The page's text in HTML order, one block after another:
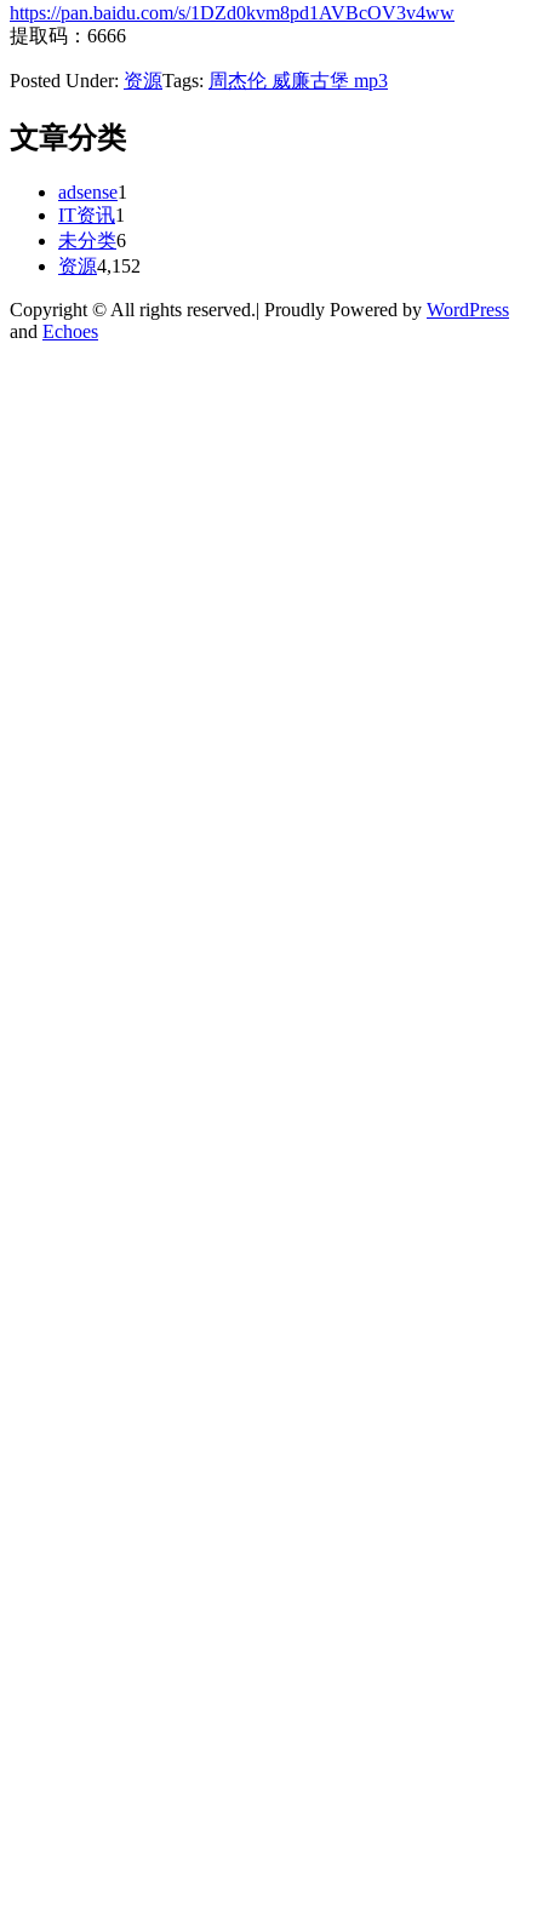
https://pan.baidu.com/s/1DZd0kvm8pd1AVBcOV3v4ww
提取码：6666
Posted Under: 资源Tags: 周杰伦 威廉古堡 mp3
文章分类
adsense1
IT资讯1
未分类6
资源4,152
Copyright © All rights reserved.| Proudly Powered by WordPress
and Echoes